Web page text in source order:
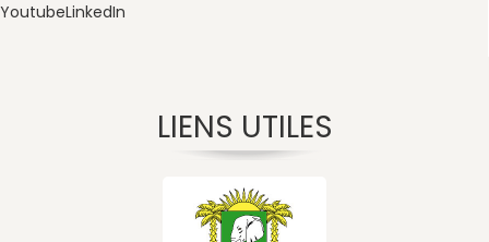
YoutubeLinkedIn
LIENS UTILES